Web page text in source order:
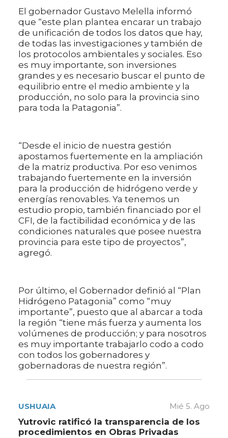
El gobernador Gustavo Melella informó
que “este plan plantea encarar un trabajo
de unificación de todos los datos que hay,
de todas las investigaciones y también de
los protocolos ambientales y sociales. Eso
es muy importante, son inversiones
grandes y es necesario buscar el punto de
equilibrio entre el medio ambiente y la
producción, no solo para la provincia sino
para toda la Patagonia”.
“Desde el inicio de nuestra gestión
apostamos fuertemente en la ampliación
de la matriz productiva. Por eso venimos
trabajando fuertemente en la inversión
para la producción de hidrógeno verde y
energías renovables. Ya tenemos un
estudio propio, también financiado por el
CFI, de la factibilidad económica y de las
condiciones naturales que posee nuestra
provincia para este tipo de proyectos”,
agregó.
Por último, el Gobernador definió al “Plan
Hidrógeno Patagonia” como “muy
importante”, puesto que al abarcar a toda
la región “tiene más fuerza y aumenta los
volúmenes de producción; y para nosotros
es muy importante trabajarlo codo a codo
con todos los gobernadores y
gobernadoras de nuestra región”.
USHUAIA Mié 5. Ago
Yutrovic ratificó la transparencia de los
procedimientos en Obras Privadas